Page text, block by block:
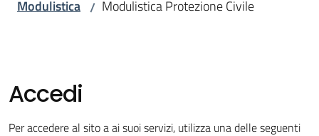
Bologna
Amministrazione
Menu selezionato
Modulistica / Modulistica Protezione Civile
Accedi
Per accedere al sito a ai suoi servizi, utilizza una delle seguenti